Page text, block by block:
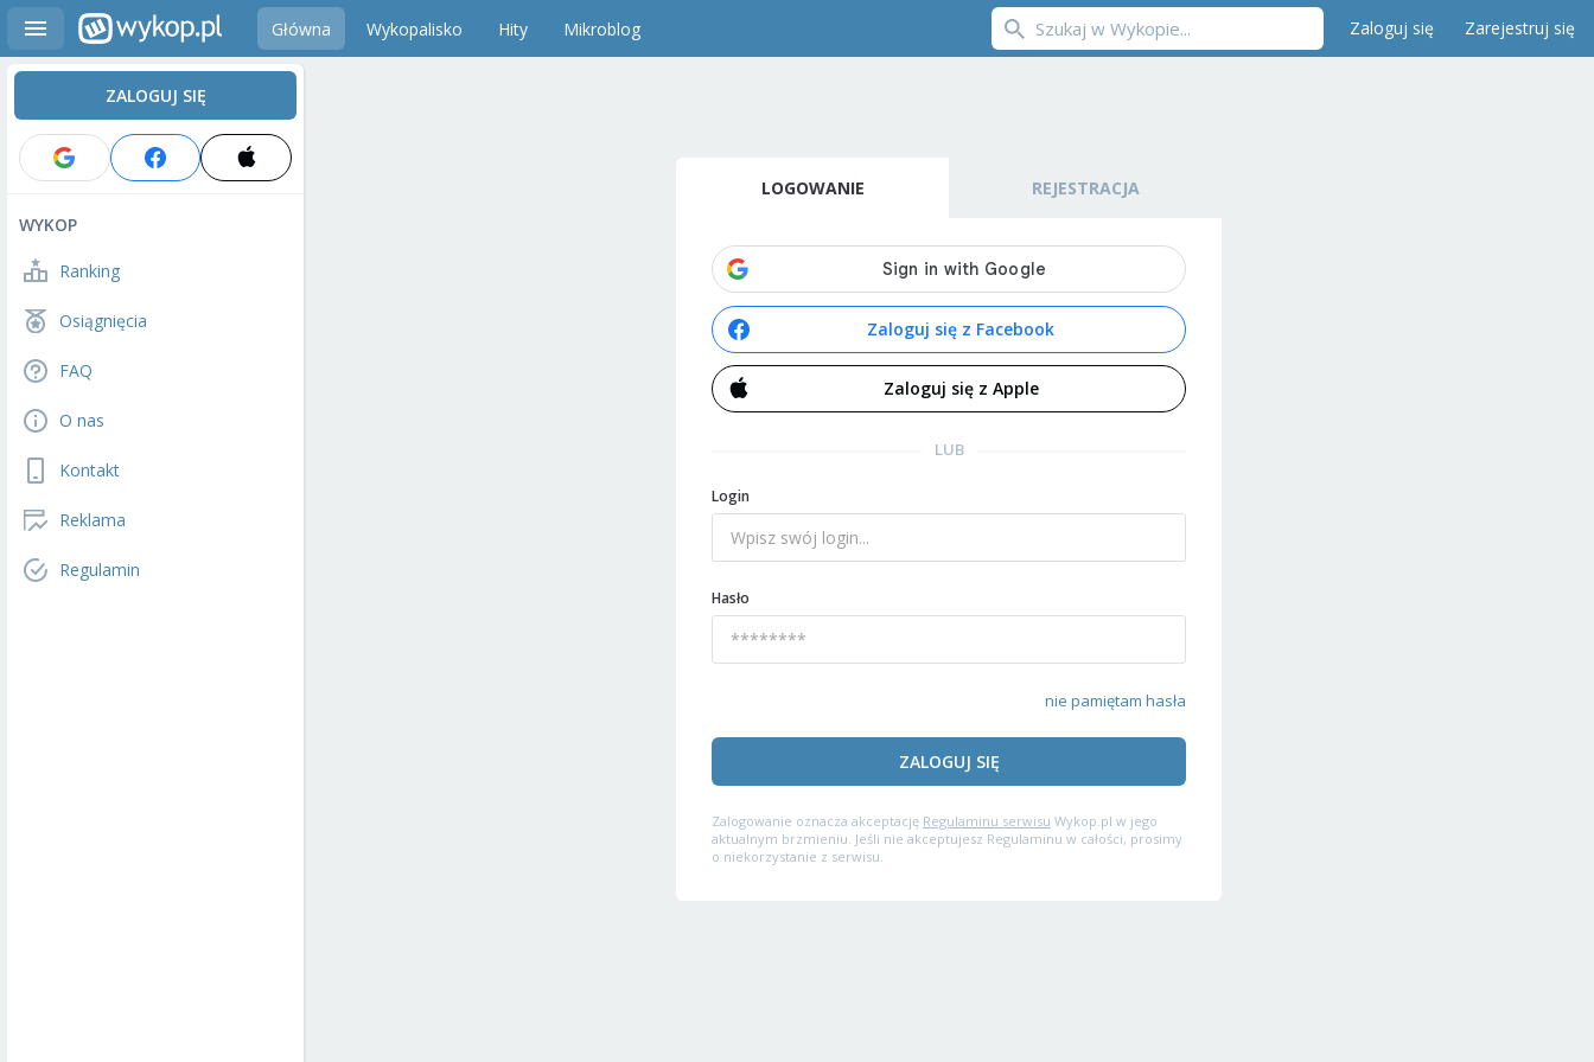
Główna Wykopalisko Hity Mikroblog Zaloguj się Zarejestruj się
ZALOGUJ SIĘ
WYKOP
Ranking
Osiągnięcia
FAQ
O nas
Kontakt
Reklama
Regulamin
LOGOWANIE REJESTRACJA
Zaloguj się z Facebook
Zaloguj się z Apple
LUB
Login
Hasło
nie pamiętam hasła
ZALOGUJ SIĘ
Zalogowanie oznacza akceptację Regulaminu serwisu Wykop.pl w jego
aktualnym brzmieniu. Jeśli nie akceptujesz Regulaminu w całości, prosimy
o niekorzystanie z serwisu.